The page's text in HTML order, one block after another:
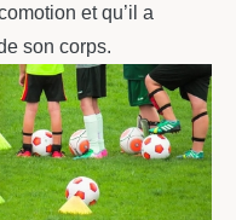
et qu’il a
son corps.